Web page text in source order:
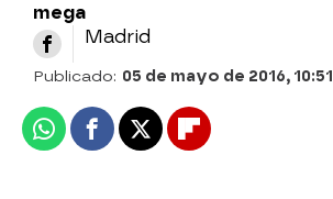
mega
Madrid
Publicado: 05 de mayo de 2016, 10:51
WhatsappFacebook
X Flipboard